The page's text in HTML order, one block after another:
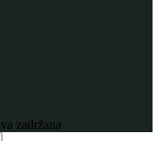
zadržana